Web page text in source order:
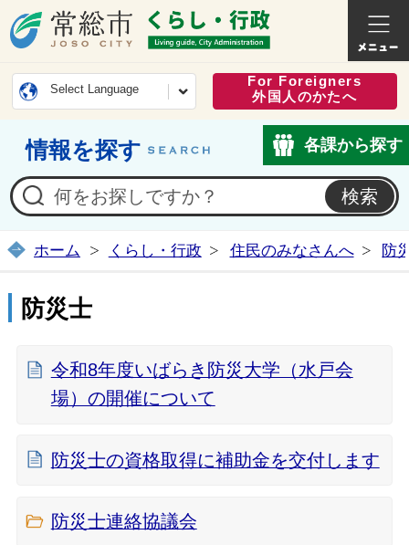
常総市公式ホームページ
くらし
Select Language
For Foreigners
外国人のかたへ
情報を探す 各課から探す
ホーム くらし・行政 住民のみなさんへ 防
防災士
令和8年度いばらき防災大学（水戸会
場）の開催について
防災士の資格取得に補助金を交付します
防災士連絡協議会